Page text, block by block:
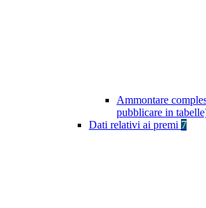
Ammontare
pubblicare in
Dati relativi ai premi 7